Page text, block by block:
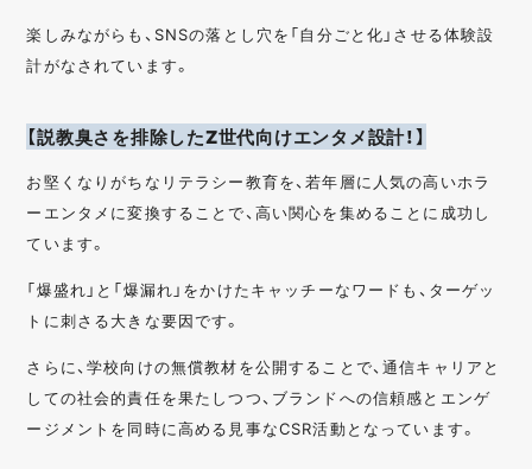
楽しみながらも、SNSの落とし穴を「自分ごと化」させる体験設
計がなされています。
【説教臭さを排除したZ世代向けエンタメ設計！】
お堅くなりがちなリテラシー教育を、若年層に人気の高いホラ
ーエンタメに変換することで、高い関心を集めることに成功し
ています。
「爆盛れ」と「爆漏れ」をかけたキャッチーなワードも、ターゲッ
トに刺さる大きな要因です。
さらに、学校向けの無償教材を公開することで、通信キャリアと
しての社会的責任を果たしつつ、ブランドへの信頼感とエンゲ
ージメントを同時に高める見事なCSR活動となっています。